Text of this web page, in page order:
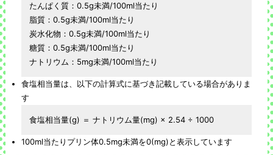
たんぱく質：0.5g未満/100ml当たり
脂質：0.5g未満/100ml当たり
炭水化物：0.5g未満/100ml当たり
糖質：0.5g未満/100ml当たり
ナトリウム：5mg未満/100ml当たり
食塩相当量は、以下の計算式に基づき記載している場合がありま
す
食塩相当量(g) ＝ ナトリウム量(mg) × 2.54 ÷ 1000
100ml当たりプリン体0.5mg未満を0(mg)と表示しています